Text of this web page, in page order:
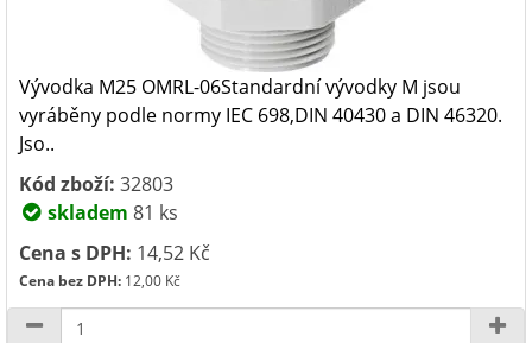
Vývodka M25 OMRL-06Standardní vývodky M jsou
vyráběny podle normy IEC 698,DIN 40430 a DIN 46320.
Jso..
Kód zboží: 32803
skladem 81 ks
Cena s DPH: 14,52 Kč
Cena bez DPH: 12,00 Kč